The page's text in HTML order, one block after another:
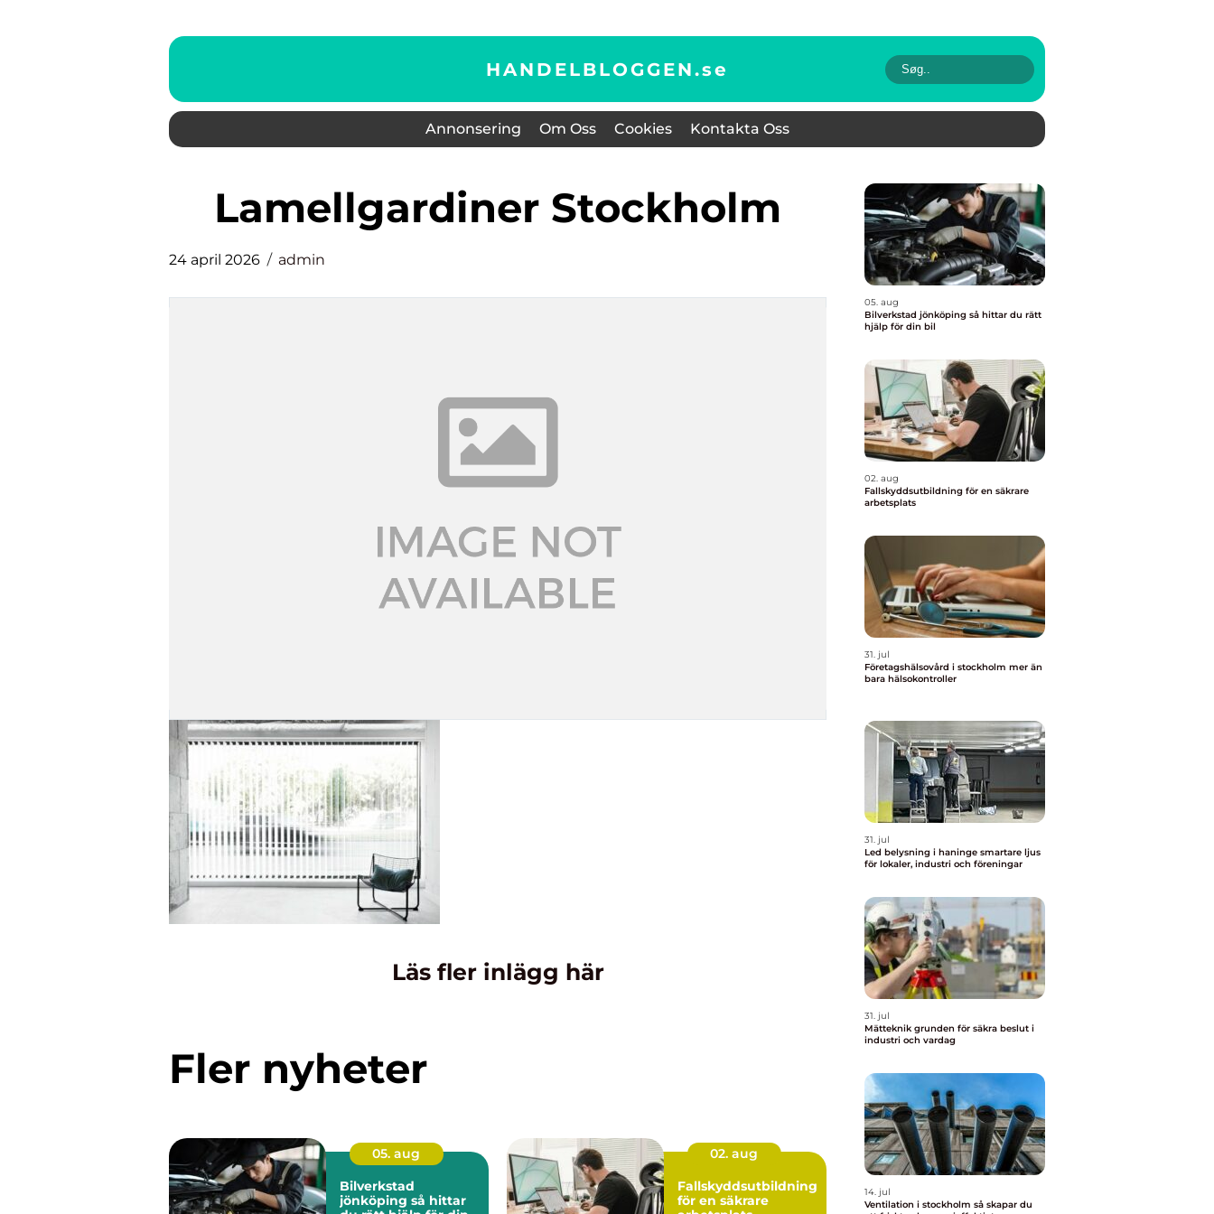
HANDELBLOGGEN.se
Annonsering Om Oss Cookies Kontakta Oss
lamellgardiner Stockholm
24 april 2026 admin
Läs fler inlägg här
Fler nyheter
05. aug
Bilverkstad
jönköping så hittar
02. aug
Fallskyddsutbildning
för en säkrare
05. aug
Bilverkstad jönköping så hittar du rätt
hjälp för din bil
02. aug
Fallskyddsutbildning för en säkrare
arbetsplats
31. jul
Företagshälsovård i stockholm mer än
bara hälsokontroller
31. jul
Led belysning i haninge smartare ljus
för lokaler, industri och föreningar
31. jul
Mätteknik grunden för säkra beslut i
industri och vardag
14. jul
Ventilation i stockholm så skapar du